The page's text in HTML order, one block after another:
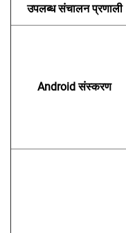
उपलब्ध संचालन प्रणाली
Android संस्करण